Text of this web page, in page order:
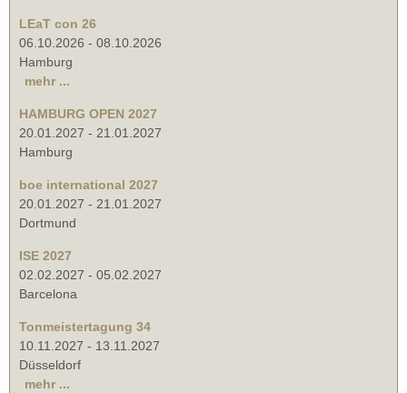
LEaT con 26
06.10.2026 - 08.10.2026
Hamburg
mehr ...
HAMBURG OPEN 2027
20.01.2027 - 21.01.2027
Hamburg
boe international 2027
20.01.2027 - 21.01.2027
Dortmund
ISE 2027
02.02.2027 - 05.02.2027
Barcelona
Tonmeistertagung 34
10.11.2027 - 13.11.2027
Düsseldorf
mehr ...